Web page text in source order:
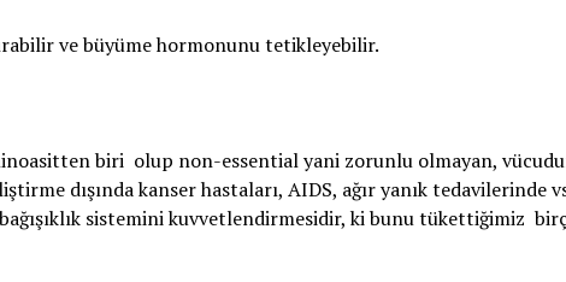
ve büyüme hormonunu tetikleyebilir.
biri olup non-essential yani zorunlu olmayan,
dışında kanser hastaları, AIDS, ağır yanık tedavilerinde
sistemini kuvvetlendirmesidir, ki bunu tükettiğimiz